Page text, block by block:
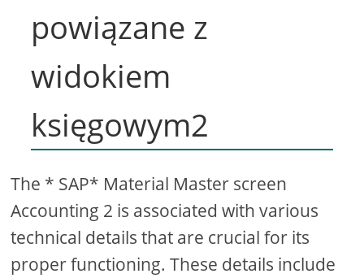
powiązane z
widokiem
księgowym2
The * SAP* Material Master screen
Accounting 2 is associated with various
technical details that are crucial for its
proper functioning. These details include